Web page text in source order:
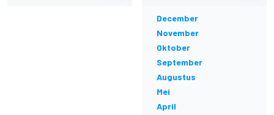
December
November
Oktober
September
Augustus
Mei
April